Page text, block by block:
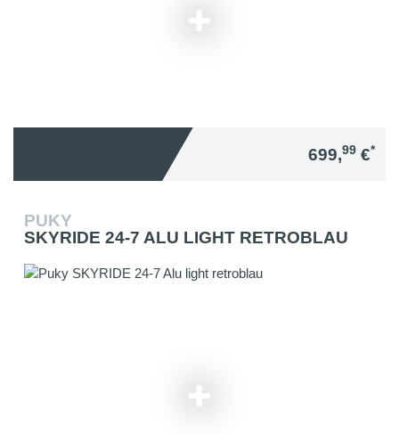
699,99 €*
PUKY
SKYRIDE 24-7 ALU LIGHT RETROBLAU